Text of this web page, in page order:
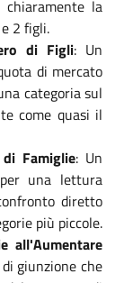
la
2 figli.
di Figli: Un
di mercato
categoria sul
come quasi il
Famiglie: Un
una lettura
diretto
più piccole.
all'Aumentare
giunzione che